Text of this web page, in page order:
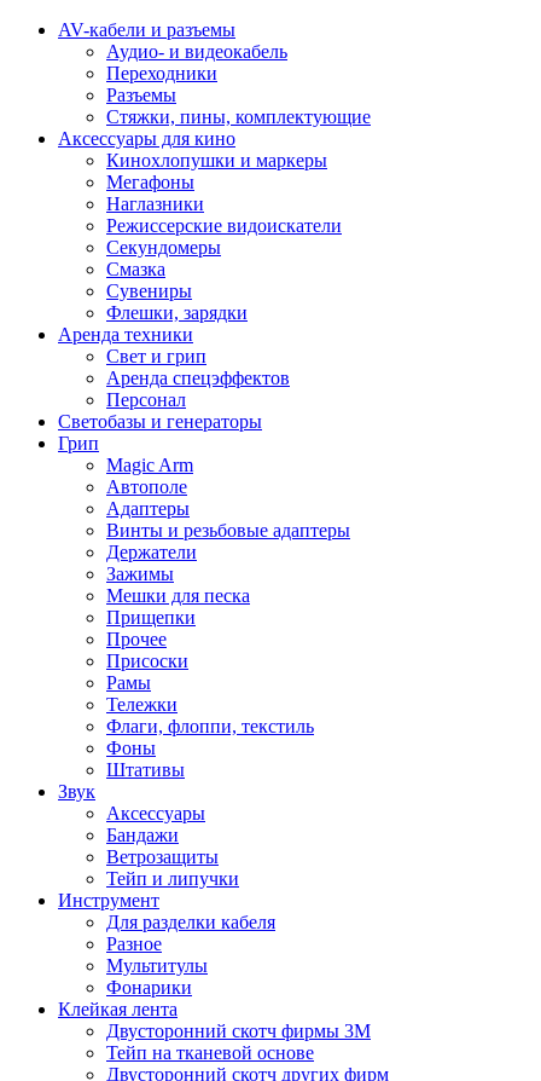
AV-кабели и разъемы
Аудио- и видеокабель
Переходники
Разъемы
Стяжки, пины, комплектующие
Аксессуары для кино
Кинохлопушки и маркеры
Мегафоны
Наглазники
Режиссерские видоискатели
Секундомеры
Смазка
Сувениры
Флешки, зарядки
Аренда техники
Свет и грип
Аренда спецэффектов
Персонал
Светобазы и генераторы
Грип
Magic Arm
Автополе
Адаптеры
Винты и резьбовые адаптеры
Держатели
Зажимы
Мешки для песка
Прищепки
Прочее
Присоски
Рамы
Тележки
Флаги, флоппи, текстиль
Фоны
Штативы
Звук
Аксессуары
Бандажи
Ветрозащиты
Тейп и липучки
Инструмент
Для разделки кабеля
Разное
Мультитулы
Фонарики
Клейкая лента
Двусторонний скотч фирмы 3M
Тейп на тканевой основе
Двусторонний скотч других фирм